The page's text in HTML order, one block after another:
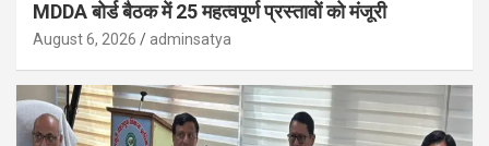
MDDA बोर्ड बैठक में 25 महत्वपूर्ण प्रस्तावों को मंजूरी
August 6, 2026 adminsatya